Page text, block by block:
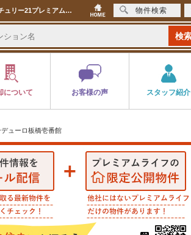
ダイアパレスグランデューロ板橋壱番館 東京都板橋区前野町4丁目7,480万円の中古マンション｜分譲マンション情報｜センチュリー21プレミアムライフ
について お客様の声 スタッフ紹介
ューロ板橋壱番館
物件検索